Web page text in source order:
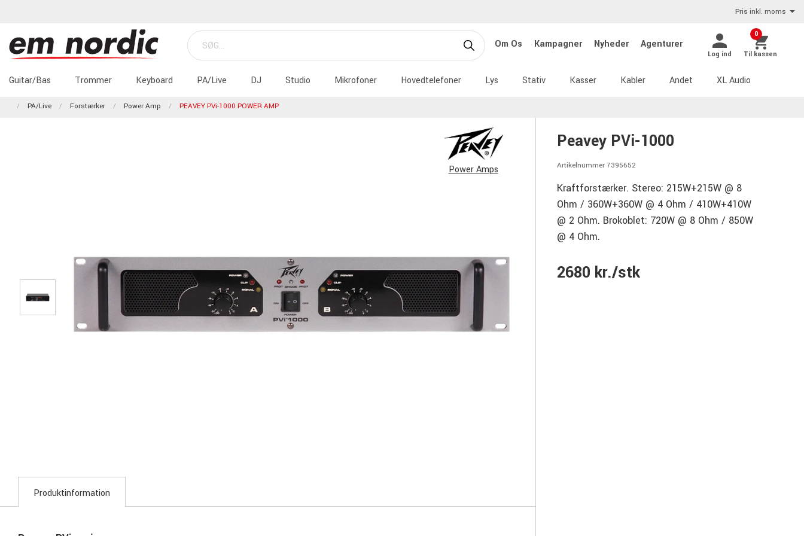
Pris inkl. moms
Om Os Kampagner Nyheder Agenturer
Log ind
0
Til kassen
Guitar/Bas Trommer Keyboard PA/Live DJ Studio Mikrofoner Hovedtelefoner Lys Stativ Kasser Kabler Andet XL Audio
PA/Live Forstærker Power Amp PEAVEY PVi-1000 POWER AMP
Power Amps
Peavey PVi-1000
Artikelnummer 7395652
Kraftforstærker. Stereo: 215W+215W @ 8
Ohm / 360W+360W @ 4 Ohm / 410W+410W
@ 2 Ohm. Brokoblet: 720W @ 8 Ohm / 850W
@ 4 Ohm.
2680 kr./stk
Produktinformation